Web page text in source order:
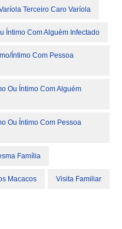
Terceiro Caro Varíola
Íntimo Com Alguém Infectado
íntimo Com Pessoa
Ou Íntimo Com Alguém
Ou Íntimo Com Pessoa
Família
Macacos Visita Familiar